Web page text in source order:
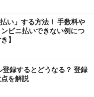
セキュリティ」を開
ージャー」がありま
い」する方法！ 手数料や
ビニ払いできない例につ
】
録するとどうなる？ 登録
を解説